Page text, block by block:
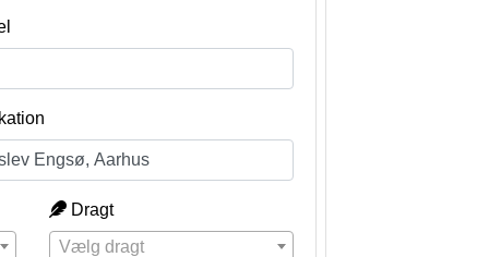
Dragt
Vælg dragt